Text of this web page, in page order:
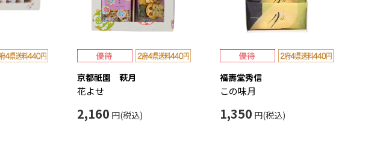
京都祇園 萩月
花よせ
2,160 円(税込)
福壽堂秀信
この味月
1,350 円(税込)